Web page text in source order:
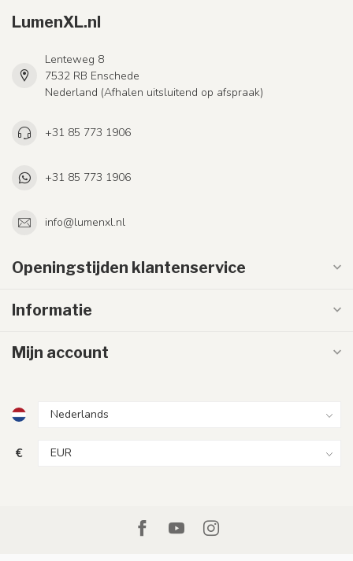
LumenXL.nl
Lenteweg 8
7532 RB Enschede
Nederland (Afhalen uitsluitend op afspraak)
+31 85 773 1906
+31 85 773 1906
info@lumenxl.nl
Openingstijden klantenservice
Informatie
Mijn account
€